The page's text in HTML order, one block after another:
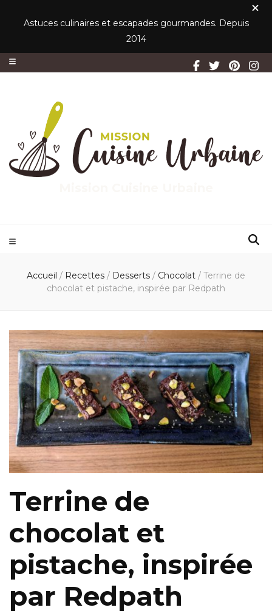
Astuces culinaires et escapades gourmandes. Depuis
2014
Accueil / Recettes / Desserts / Chocolat / Terrine de
chocolat et pistache, inspirée par Redpath
Terrine de
chocolat et
pistache, inspirée
par Redpath